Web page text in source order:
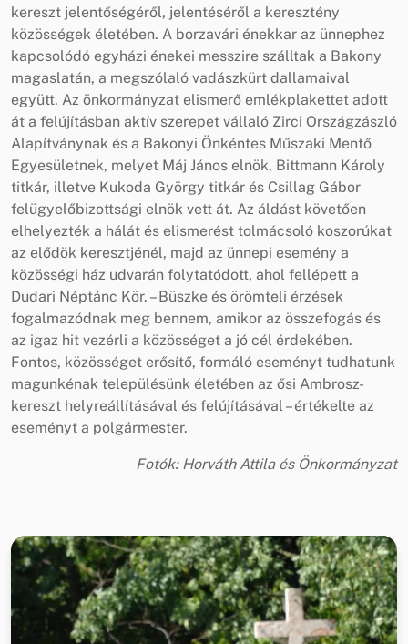
kereszt jelentőségéről, jelentéséről a keresztény
közösségek életében. A borzavári énekkar az ünnephez
kapcsolódó egyházi énekei messzire szálltak a Bakony
magaslatán, a megszólaló vadászkürt dallamaival
együtt. Az önkormányzat elismerő emlékplakettet adott
át a felújításban aktív szerepet vállaló Zirci Országzászló
Alapítványnak és a Bakonyi Önkéntes Műszaki Mentő
Egyesületnek, melyet Máj János elnök, Bittmann Károly
titkár, illetve Kukoda György titkár és Csillag Gábor
felügyelőbizottsági elnök vett át. Az áldást követően
elhelyezték a hálát és elismerést tolmácsoló koszorúkat
az elődök keresztjénél, majd az ünnepi esemény a
közösségi ház udvarán folytatódott, ahol fellépett a
Dudari Néptánc Kör. – Büszke és örömteli érzések
fogalmazódnak meg bennem, amikor az összefogás és
az igaz hit vezérli a közösséget a jó cél érdekében.
Fontos, közösséget erősítő, formáló eseményt tudhatunk
magunkénak településünk életében az ősi Ambrosz-
kereszt helyreállításával és felújításával – értékelte az
eseményt a polgármester.
Fotók: Horváth Attila és Önkormányzat